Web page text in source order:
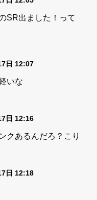
SR出ました！って
日 12:07
いな
日 12:16
クあるんだろ？こり
日 12:18